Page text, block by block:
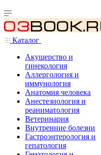
Каталог
Акушерство и
гинекология
Аллергология и
иммунология
Анатомия человека
Анестезиология и
реаниматология
Ветеринария
Внутренние болезни
Гастроэнтерология и
гепатология